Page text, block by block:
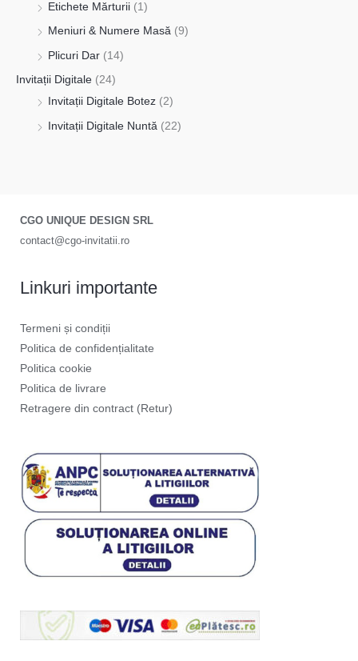
Etichete Mărturii (1)
Meniuri & Numere Masă (9)
Plicuri Dar (14)
Invitații Digitale (24)
Invitații Digitale Botez (2)
Invitații Digitale Nuntă (22)
CGO UNIQUE DESIGN SRL
contact@cgo-invitatii.ro
Linkuri importante
Termeni și condiții
Politica de confidențialitate
Politica cookie
Politica de livrare
Retragere din contract (Retur)